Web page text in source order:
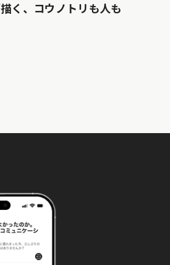
く、コウノトリも人も